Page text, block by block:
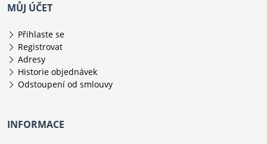
MŮJ ÚČET
Přihlaste se
Registrovat
Adresy
Historie objednávek
Odstoupení od smlouvy
INFORMACE